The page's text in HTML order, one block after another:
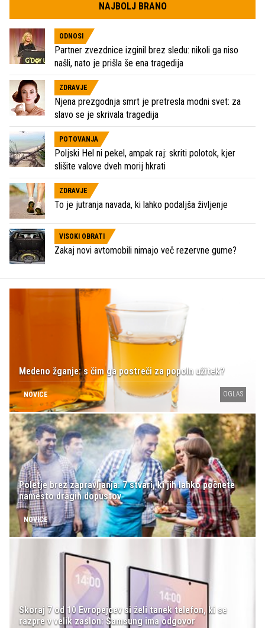
NAJBOLJ BRANO
ODNOSI
Partner zvezdnice izginil brez sledu: nikoli ga niso
našli, nato je prišla še ena tragedija
ZDRAVJE
Njena prezgodnja smrt je pretresla modni svet: za
slavo se je skrivala tragedija
POTOVANJA
Poljski Hel ni pekel, ampak raj: skriti polotok, kjer
slišite valove dveh morij hkrati
ZDRAVJE
To je jutranja navada, ki lahko podaljša življenje
VISOKI OBRATI
Zakaj novi avtomobili nimajo več rezervne gume?
Medeno žganje: s čim ga postreči za popoln užitek?
NOVICE OGLAS
Poletje brez zapravljanja: 7 stvari, ki jih lahko počnete
namesto dragih dopustov
NOVICE
Skoraj 7 od 10 Evropejcev si želi tanek telefon, ki se
razpre v velik zaslon: Samsung ima odgovor